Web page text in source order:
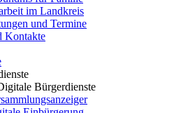
im Landkreis
und Termine
Kontakte
Bürgerdienste